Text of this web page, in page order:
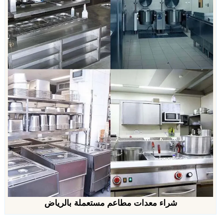
شراء معدات مطاعم مستعملة بالرياض